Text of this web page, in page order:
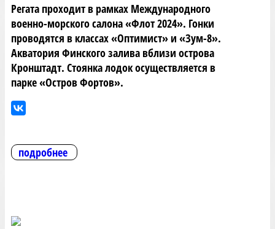
Регата проходит в рамках Международного
военно-морского салона «Флот 2024». Гонки
проводятся в классах «Оптимист» и «Зум-8».
Акватория Финского залива вблизи острова
Кронштадт. Стоянка лодок осуществляется в
парке «Остров Фортов».
подробнее